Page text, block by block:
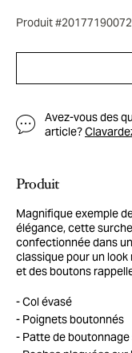
Produit #20177190072
Avez-vous des
article?
Produit
Magnifique exemple
élégance, cette
confectionnée dans
classique pour un
et des boutons
Col évasé
Poignets boutonnés
Patte de